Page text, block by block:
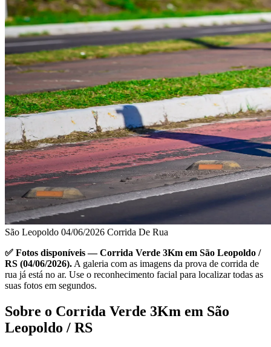
São Leopoldo 04/06/2026 Corrida De Rua
✅ Fotos disponíveis — Corrida Verde 3Km em São Leopoldo /
RS (04/06/2026). A galeria com as imagens da prova de corrida de
rua já está no ar. Use o reconhecimento facial para localizar todas as
suas fotos em segundos.
Sobre o Corrida Verde 3Km em São
Leopoldo / RS